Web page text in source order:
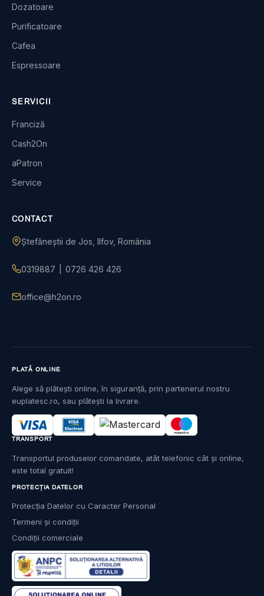
Dozatoare
Purificatoare
Cafea
Espressoare
SERVICII
Franciză
Cash2On
aPatron
Service
CONTACT
Ștefăneștii de Jos, Ilfov, România
0319887 0726 426 426
office@h2on.ro
PROTECȚIA DATELOR
Protecția Datelor cu Caracter Personal
Termeni și condiții
Condiții comerciale
PLATĂ ONLINE
Alege să plătești online, în siguranță, prin partenerul nostru
euplatesc.ro, sau plătești la livrare.
TRANSPORT
Transportul produselor comandate, atât telefonic cât și online,
este total gratuit!